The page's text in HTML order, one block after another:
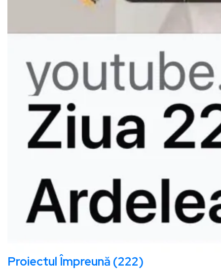
Proiectul Împreună (222)